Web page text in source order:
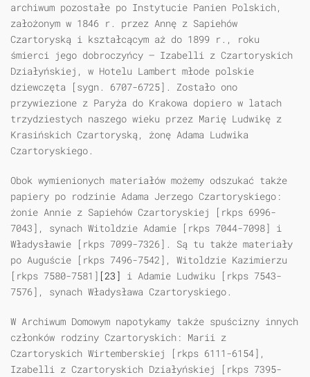
archiwum pozostałe po Instytucie Panien Polskich,
założonym w 1846 r. przez Annę z Sapiehów
Czartoryską i kształcącym aż do 1899 r., roku
śmierci jego dobroczyńcy — Izabelli z Czartoryskich
Działyńskiej, w Hotelu Lambert młode polskie
dziewczęta [sygn. 6707-6725]. Zostało ono
przywiezione z Paryża do Krakowa dopiero w latach
trzydziestych naszego wieku przez Marię Ludwikę z
Krasińskich Czartoryską, żonę Adama Ludwika
Czartoryskiego.
Obok wymienionych materiałów możemy odszukać także
papiery po rodzinie Adama Jerzego Czartoryskiego:
żonie Annie z Sapiehów Czartoryskiej [rkps 6996-
7043], synach Witoldzie Adamie [rkps 7044-7098] i
Władysławie [rkps 7099-7326]. Są tu także materiały
po Auguście [rkps 7496-7542], Witoldzie Kazimierzu
[rkps 7580-7581] [23] i Adamie Ludwiku [rkps 7543-
7576], synach Władysława Czartoryskiego.
W Archiwum Domowym napotykamy także spuścizny innych
członków rodziny Czartoryskich: Marii z
Czartoryskich Wirtemberskiej [rkps 6111-6154],
Izabelli z Czartoryskich Działyńskiej [rkps 7395-